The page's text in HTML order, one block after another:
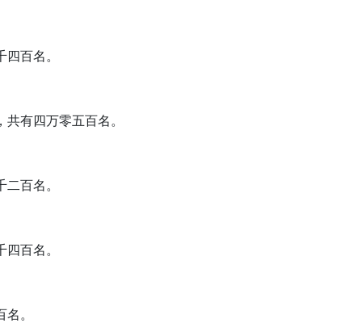
百名。
有四万零五百名。
百名。
百名。
。